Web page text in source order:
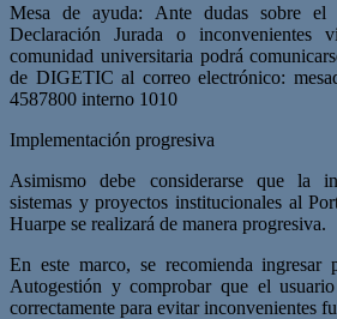
Mesa de ayuda: Ante dudas sobre el
Declaración Jurada o inconvenientes
comunidad universitaria podrá
de DIGETIC al correo electrónico:
4587800 interno 1010
Implementación progresiva
Asimismo debe considerarse que la
sistemas y proyectos institucionales al
Huarpe se realizará de manera progresiva.
En este marco, se recomienda ingresar
Autogestión y comprobar que el
correctamente para evitar inconvenientes